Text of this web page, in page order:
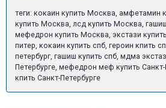
теги: кокаин купить Москва, амфетамин
купить Москва, лсд купить Москва,
мефедрон купить Москва, экстази
питер, кокаин купить спб, героин кпить
петербург, гашиш купить спб, мдма
Петербурге, мефедрон меф купить
кпить Санкт-Петербурге